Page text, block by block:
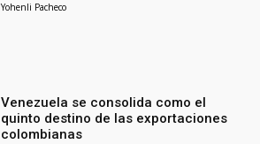
Yohenli Pacheco
Venezuela se consolida como el
quinto destino de las exportaciones
colombianas